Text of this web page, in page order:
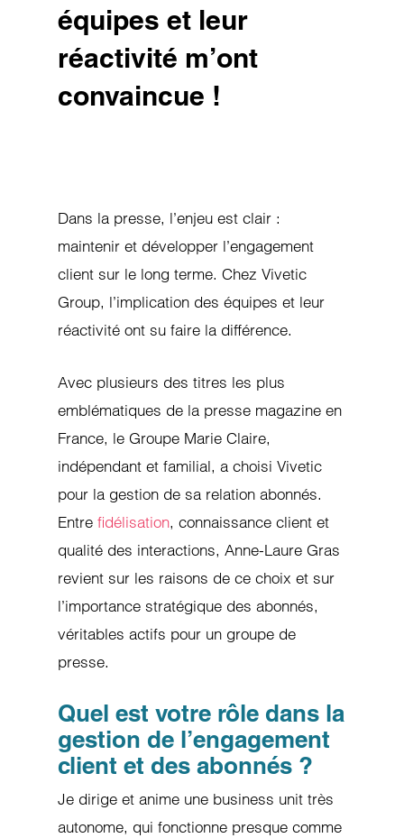
équipes et leur
réactivité m’ont
convaincue !
Dans la presse, l’enjeu est clair :
maintenir et développer l’engagement
client sur le long terme. Chez Vivetic
Group, l’implication des équipes et leur
réactivité ont su faire la différence.
Avec plusieurs des titres les plus
emblématiques de la presse magazine en
France, le Groupe Marie Claire,
indépendant et familial, a choisi Vivetic
pour la gestion de sa relation abonnés.
Entrefidélisation, connaissance client et
qualité des interactions, Anne-Laure Gras
revient sur les raisons de ce choix et sur
l’importance stratégique des abonnés,
véritables actifs pour un groupe de
presse.
Quel est votre rôle dans la
gestion de l’engagement
client et des abonnés ?
Je dirige et anime une business unit très
autonome, qui fonctionne presque comme